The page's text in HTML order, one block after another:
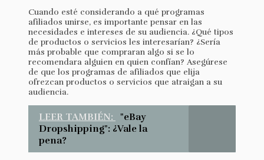
Cuando esté considerando a qué programas
afiliados unirse, es importante pensar en las
necesidades e intereses de su audiencia. ¿Qué tipos
de productos o servicios les interesarían? ¿Sería
más probable que compraran algo si se lo
recomendara alguien en quien confían? Asegúrese
de que los programas de afiliados que elija
ofrezcan productos o servicios que atraigan a su
audiencia.
LEER TAMBIÉN:
"eBay
Dropshipping": ¿Vale la
pena?